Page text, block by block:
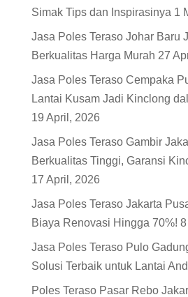
Simak Tips dan Inspirasinya 1
Jasa Poles Teraso Johar Baru
Berkualitas Harga Murah 27
Jasa Poles Teraso Cempaka
Lantai Kusam Jadi Kinclong
19 April, 2026
Jasa Poles Teraso Gambir
Berkualitas Tinggi, Garansi
17 April, 2026
Jasa Poles Teraso Jakarta
Biaya Renovasi Hingga 70%!
Jasa Poles Teraso Pulo
Solusi Terbaik untuk Lantai
Poles Teraso Pasar Rebo